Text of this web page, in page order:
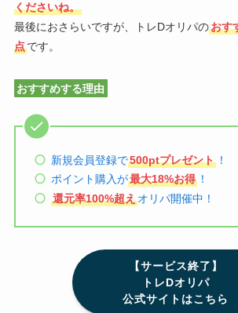
くださいね。
最後におさらいですが、トレDオリパのおす
点です。
おすすめする理由
新規会員登録で500ptプレゼント ！
ポイント購入が最大18%お得 ！
還元率100%超えオリパ開催中！
【サービス終了】
トレDオリパ
公式サイトはこちら